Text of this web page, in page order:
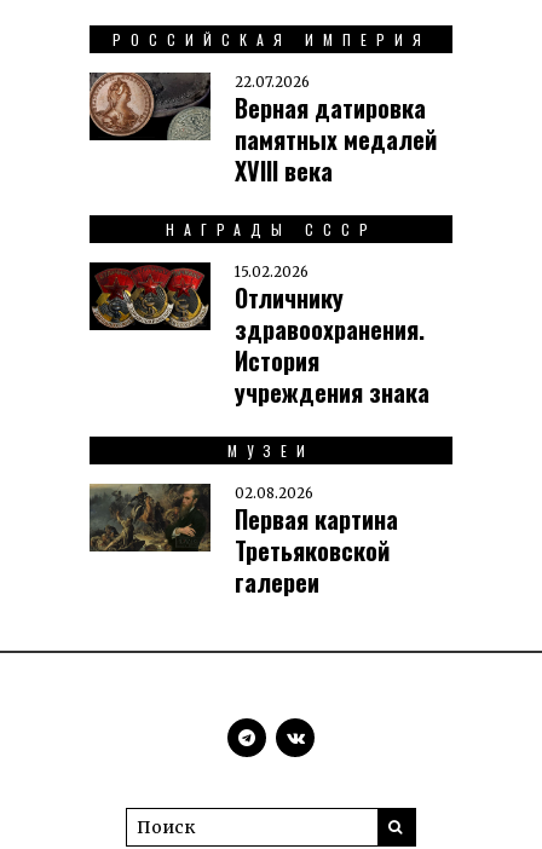
РОССИЙСКАЯ ИМПЕРИЯ
22.07.2026
Верная датировка
памятных медалей
XVIII века
НАГРАДЫ СССР
15.02.2026
Отличнику
здравоохранения.
История
учреждения знака
МУЗЕИ
02.08.2026
Первая картина
Третьяковской
галереи